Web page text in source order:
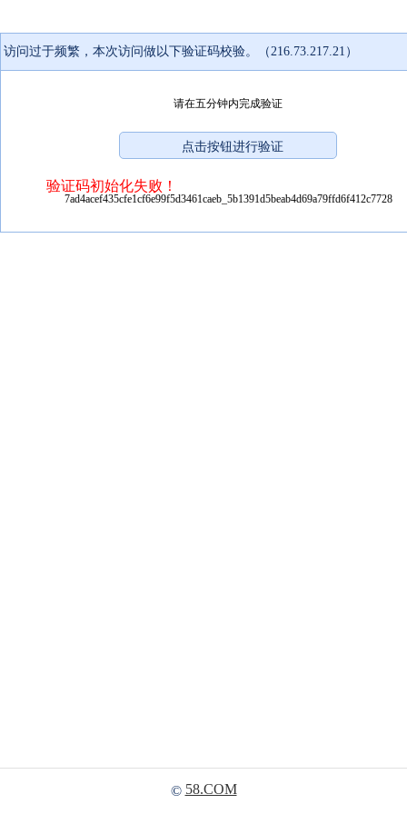
访问过于频繁，本次访问做以下验证码校验。（216.73.217.21）
请在五分钟内完成验证
验证码初始化失败！
7ad4acef435cfe1cf6e99f5d3461caeb_5b1391d5beab4d69a79ffd6f412c7728
© 58.COM